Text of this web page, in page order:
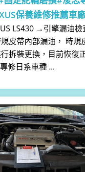
保養維修推薦車
LS430 →引擎漏油
皮帶內部漏油， 時規
拆裝更換，目前恢復
修日系車種 ...